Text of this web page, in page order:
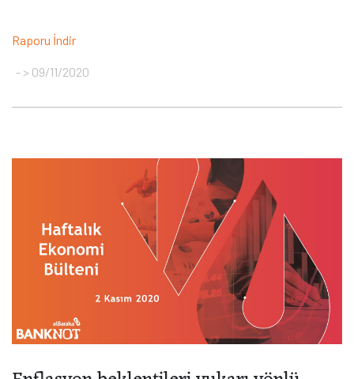
Raporu İndir
> 09/11/2020